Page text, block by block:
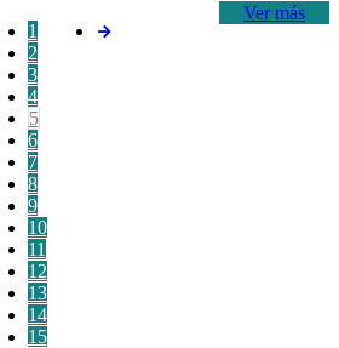
Ver más
1
2
3
4
5
6
7
8
9
10
11
12
13
14
15